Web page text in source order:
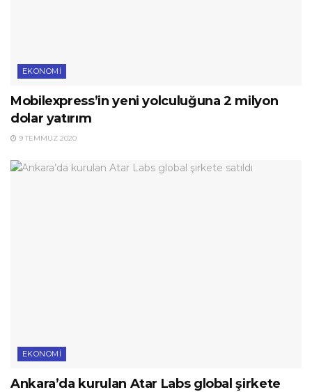
EKONOMI
Mobilexpress’in yeni yolculuğuna 2 milyon
dolar yatırım
9 TEMMUZ 2020
EKONOMI
Ankara’da kurulan Atar Labs global şirkete